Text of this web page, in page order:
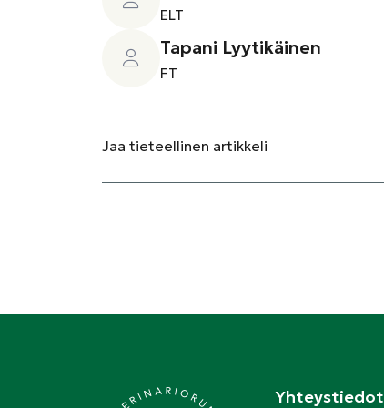
ELT
Tapani Lyytikäinen
FT
Jaa tieteellinen artikkeli
Yhteystiedot